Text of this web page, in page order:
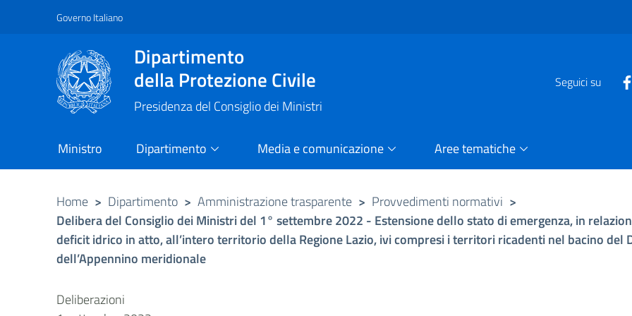
Vai al contenuto principale
Raggiungi il piè di pagina
Governo Italiano
Dipartimento
della Protezione Civile
Presidenza del Consiglio dei Ministri
Seguici su
Ministro Dipartimento Media e comunicazione Aree tematiche
Home > Dipartimento > Amministrazione trasparente > Provvedimenti normativi >
Delibera del Consiglio dei Ministri del 1° settembre 2022 - Estensione dello stato di emergenza, in
deficit idrico in atto, all’intero territorio della Regione Lazio, ivi compresi i territori ricadenti nel bacino del
dell’Appennino meridionale
Deliberazioni